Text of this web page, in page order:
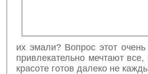
их эмали? Вопрос этот
привлекательно мечтают
красоте готов далеко не